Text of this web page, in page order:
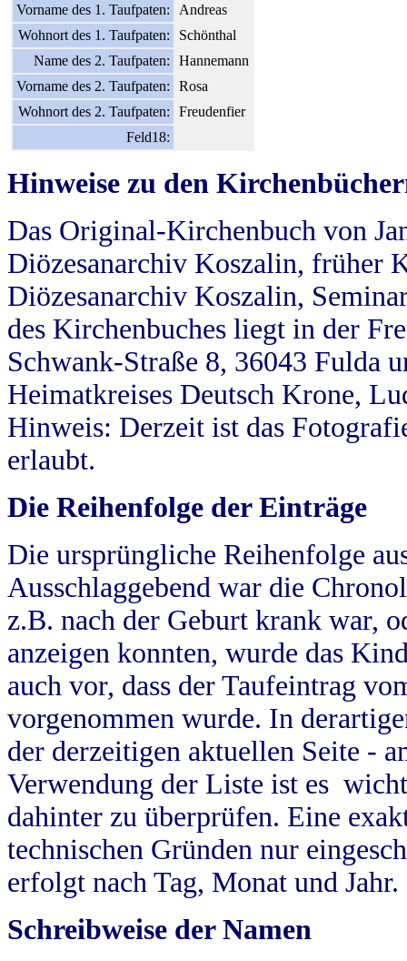
Vorname des 1. Taufpaten:
Andreas
Wohnort des 1. Taufpaten:
Schönthal
Name des 2. Taufpaten:
Hannemann
Vorname des 2. Taufpaten:
Rosa
Wohnort des 2. Taufpaten:
Freudenfier
Feld18:
Hinweise zu den
Das Original-Kirchenbuch von
Diözesanarchiv Koszalin, früher
Diözesanarchiv Koszalin,
des Kirchenbuches liegt in der
Schwank-Straße 8, 36043 Fulda
Heimatkreises Deutsch Krone,
Hinweis: Derzeit ist das
erlaubt.
Die Reihenfolge der Einträge
Die ursprüngliche Reihenfolge
Ausschlaggebend war die
z.B. nach der Geburt krank war,
anzeigen konnten, wurde das
auch vor, dass der Taufeintrag
vorgenommen wurde. In
der derzeitigen aktuellen Seite -
Verwendung der Liste ist es
dahinter zu überprüfen. Eine
technischen Gründen nur
erfolgt nach Tag, Monat und Jahr.
Schreibweise der Namen